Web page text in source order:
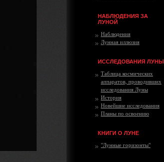
НАБЛЮДЕНИЯ ЗА
ЛУНОЙ
Наблюдения
Лунная иллюзия
ИССЛЕДОВАНИЯ ЛУНЫ
Таблица космических
аппаратов, проводивших
исследования Луны
История
Новейшие исследования
Планы по освоению
КНИГИ О ЛУНЕ
"Лунные горизонты"